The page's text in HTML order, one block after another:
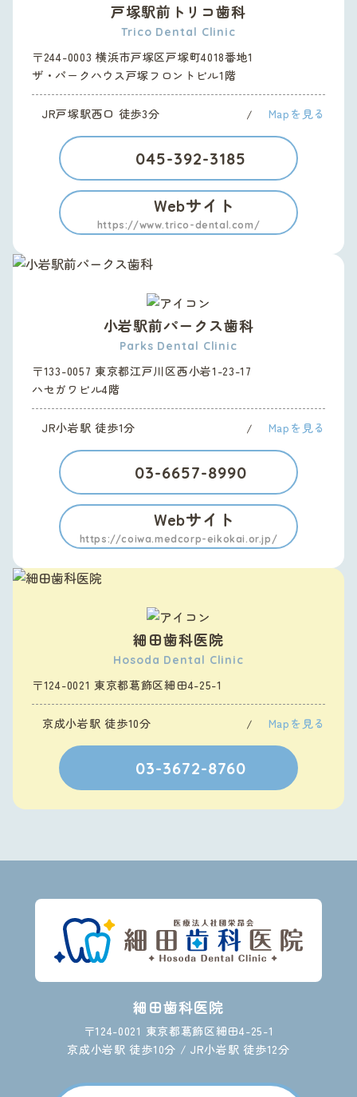
戸塚駅前トリコ歯科
Trico Dental Clinic
〒244-0003 横浜市戸塚区戸塚町4018番地1
ザ・パークハウス戸塚フロントビル1階
JR戸塚駅西口 徒歩3分 Mapを見る
045-392-3185
Webサイト
https://www.trico-dental.com/
小岩駅前パークス歯科
Parks Dental Clinic
〒133-0057 東京都江戸川区西小岩1-23-17
ハセガワビル4階
JR小岩駅 徒歩1分 Mapを見る
03-6657-8990
Webサイト
https://coiwa.medcorp-eikokai.or.jp/
細田歯科医院
Hosoda Dental Clinic
〒124-0021 東京都葛飾区細田4-25-1
京成小岩駅 徒歩10分 Mapを見る
03-3672-8760
細田歯科医院
〒124-0021 東京都葛飾区細田4-25-1
京成小岩駅 徒歩10分 / JR小岩駅 徒歩12分